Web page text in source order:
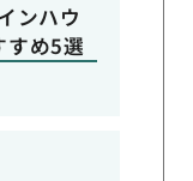
ンハウ
すめ5選